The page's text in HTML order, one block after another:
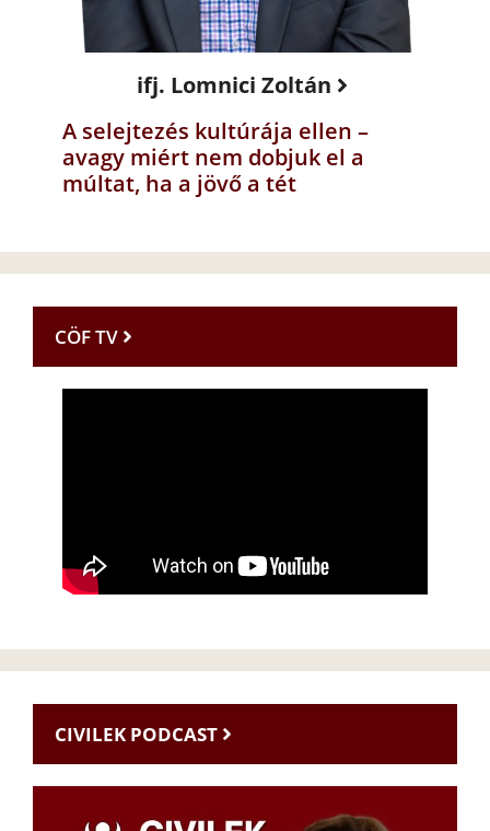
ifj. Lomnici Zoltán
A selejtezés kultúrája ellen –
avagy miért nem dobjuk el a
múltat, ha a jövő a tét
CÖF TV
CIVILEK PODCAST